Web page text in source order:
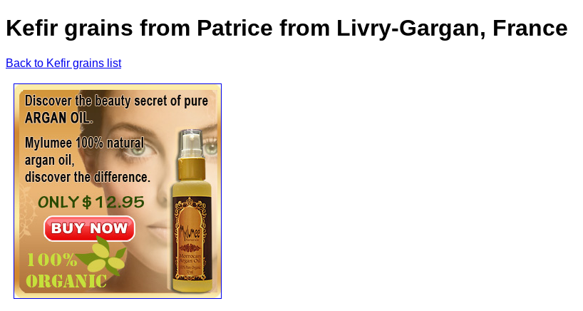
Kefir grains from Patrice from Livry-Gargan, France
Back to Kefir grains list